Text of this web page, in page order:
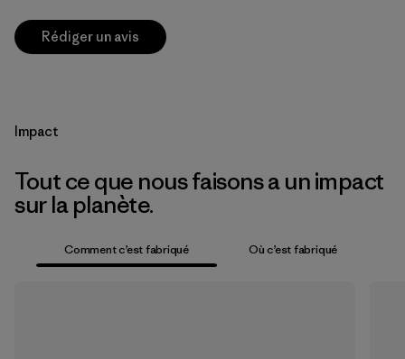
Rédiger un avis
Impact
Tout ce que nous faisons a un impact
sur la planète.
Comment c’est fabriqué Où c’est fabriqué